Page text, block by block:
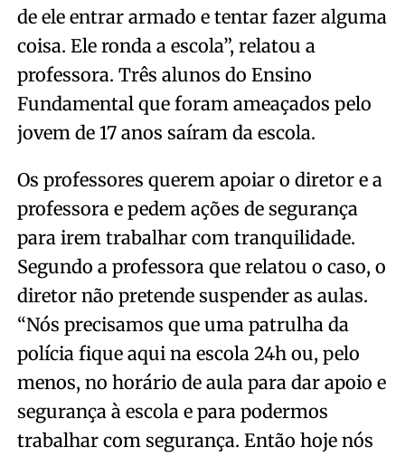
de ele entrar armado e tentar fazer alguma
coisa. Ele ronda a escola”, relatou a
professora. Três alunos do Ensino
Fundamental que foram ameaçados pelo
jovem de 17 anos saíram da escola.
Os professores querem apoiar o diretor e a
professora e pedem ações de segurança
para irem trabalhar com tranquilidade.
Segundo a professora que relatou o caso, o
diretor não pretende suspender as aulas.
“Nós precisamos que uma patrulha da
polícia fique aqui na escola 24h ou, pelo
menos, no horário de aula para dar apoio e
segurança à escola e para podermos
trabalhar com segurança. Então hoje nós